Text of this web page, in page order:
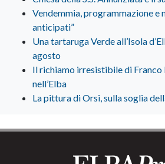
Vendemmia, programmazione e
anticipati”
Una tartaruga Verde all’Isola
agosto
Il richiamo irresistibile di
nell’Elba
La pittura di Orsi, sulla soglia